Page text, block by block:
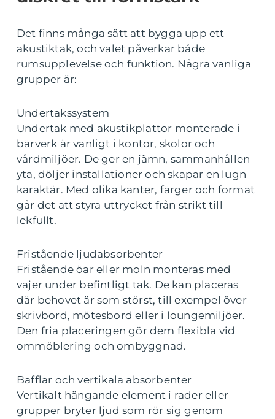
Det finns många sätt att bygga upp ett
akustiktak, och valet påverkar både
rumsupplevelse och funktion. Några vanliga
grupper är:
Undertakssystem
Undertak med akustikplattor monterade i
bärverk är vanligt i kontor, skolor och
vårdmiljöer. De ger en jämn, sammanhållen
yta, döljer installationer och skapar en lugn
karaktär. Med olika kanter, färger och format
går det att styra uttrycket från strikt till
lekfullt.
Fristående ljudabsorbenter
Fristående öar eller moln monteras med
vajer under befintligt tak. De kan placeras
där behovet är som störst, till exempel över
skrivbord, mötesbord eller i loungemiljöer.
Den fria placeringen gör dem flexibla vid
ommöblering och ombyggnad.
Bafflar och vertikala absorbenter
Vertikalt hängande element i rader eller
grupper bryter ljud som rör sig genom